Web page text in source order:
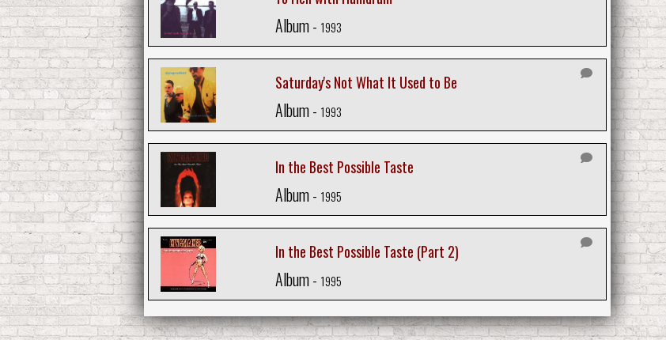
Album - 1993
Saturday's Not What It Used to Be
Album - 1993
In the Best Possible Taste
Album - 1995
In the Best Possible Taste (Part 2)
Album - 1995